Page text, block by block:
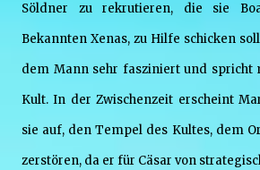
Söldner zu rekrutieren, die sie
Bekannten Xenas, zu Hilfe schicken
dem Mann sehr fasziniert und spricht
Kult. In der Zwischenzeit erscheint
sie auf, den Tempel des Kultes, dem
zerstören, da er für Cäsar von